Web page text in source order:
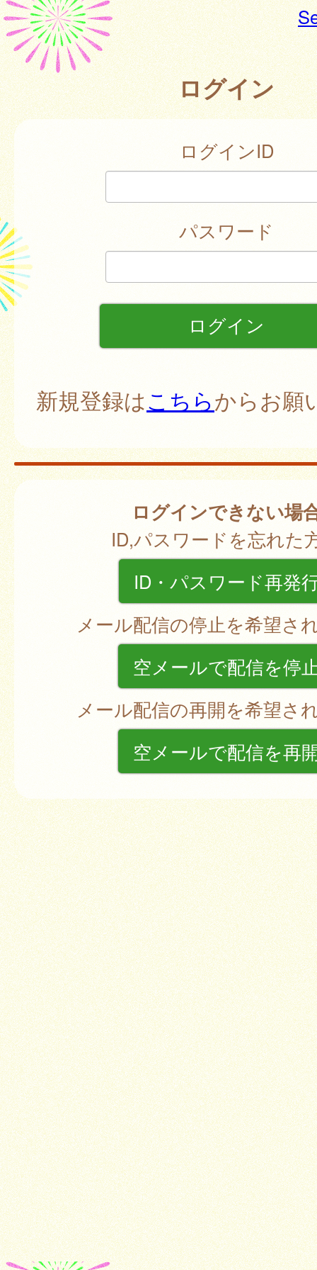
ログイン
ログインID
パスワード
新規登録はこちらからお願
ログインできない場
ID,パスワードを忘れた
ID・パスワード再発
メール配信の停止を希望さ
空メールで配信を停
メール配信の再開を希望さ
空メールで配信を再